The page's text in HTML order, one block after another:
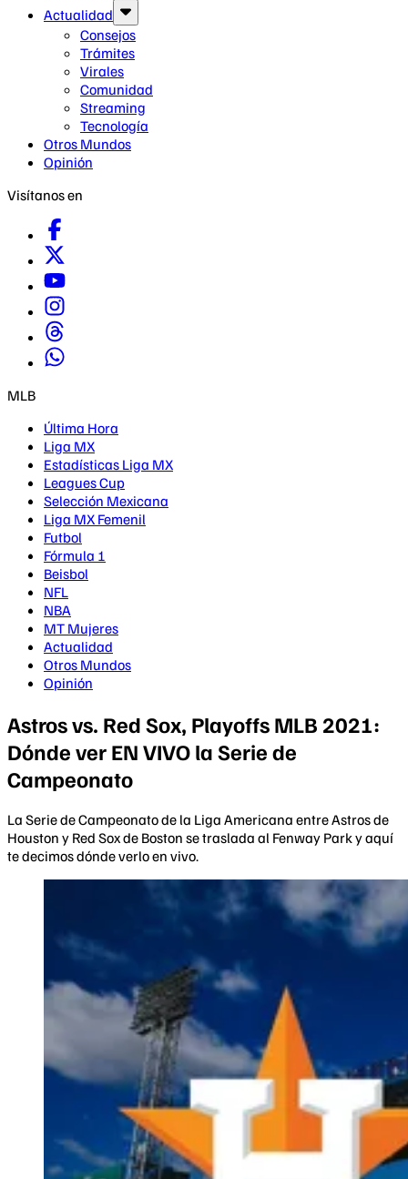
Actualidad
Consejos
Trámites
Virales
Comunidad
Streaming
Tecnología
Otros Mundos
Opinión
Visítanos en
MLB
Última Hora
Liga MX
Estadísticas Liga MX
Leagues Cup
Selección Mexicana
Liga MX Femenil
Futbol
Fórmula 1
Beisbol
NFL
NBA
MT Mujeres
Actualidad
Otros Mundos
Opinión
Astros vs. Red Sox, Playoffs MLB 2021:
Dónde ver EN VIVO la Serie de
Campeonato
La Serie de Campeonato de la Liga Americana entre Astros de
Houston y Red Sox de Boston se traslada al Fenway Park y aquí
te decimos dónde verlo en vivo.